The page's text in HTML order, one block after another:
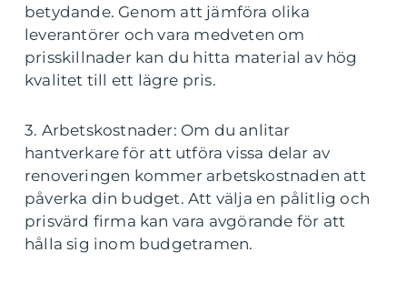
betydande. Genom att jämföra olika
leverantörer och vara medveten om
prisskillnader kan du hitta material av hög
kvalitet till ett lägre pris.
3. Arbetskostnader: Om du anlitar
hantverkare för att utföra vissa delar av
renoveringen kommer arbetskostnaden att
påverka din budget. Att välja en pålitlig och
prisvärd firma kan vara avgörande för att
hålla sig inom budgetramen.